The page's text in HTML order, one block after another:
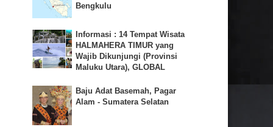
Bengkulu
Informasi : 14 Tempat Wisata
HALMAHERA TIMUR yang
Wajib Dikunjungi (Provinsi
Maluku Utara), GLOBAL
Baju Adat Basemah, Pagar
Alam - Sumatera Selatan